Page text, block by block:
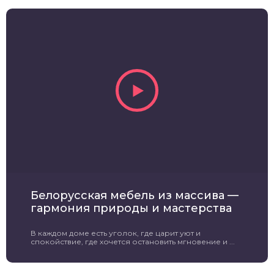
Белорусская мебель из массива —
гармония природы и мастерства
В каждом доме есть уголок, где царит уют и
спокойствие, где хочется остановить мгновение и ...